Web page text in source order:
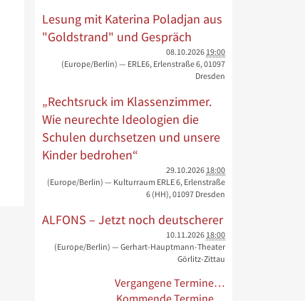
Lesung mit Katerina Poladjan aus
"Goldstrand" und Gespräch
08.10.2026 19:00
(Europe/Berlin) — ERLE6, Erlenstraße 6, 01097
Dresden
„Rechtsruck im Klassenzimmer.
Wie neurechte Ideologien die
Schulen durchsetzen und unsere
Kinder bedrohen“
29.10.2026 18:00
(Europe/Berlin) — Kulturraum ERLE 6, Erlenstraße
6 (HH), 01097 Dresden
ALFONS – Jetzt noch deutscherer
10.11.2026 18:00
(Europe/Berlin) — Gerhart-Hauptmann-Theater
Görlitz-Zittau
Vergangene Termine…